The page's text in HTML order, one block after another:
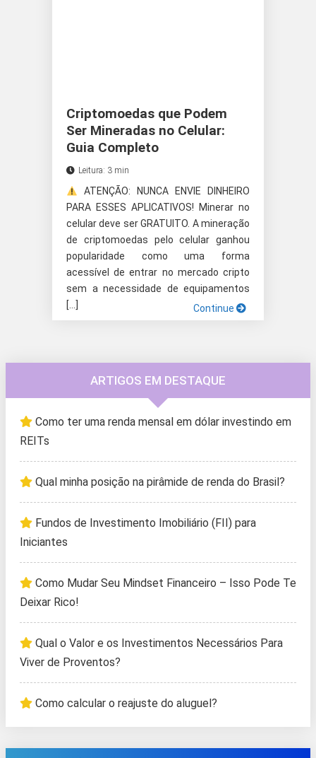
Criptomoedas que Podem
Ser Mineradas no Celular:
Guia Completo
Leitura: 3 min
ATENÇÃO: NUNCA ENVIE DINHEIRO
PARA ESSES APLICATIVOS! Minerar no
celular deve ser GRATUITO. A mineração
de criptomoedas pelo celular ganhou
popularidade como uma forma
acessível de entrar no mercado cripto
sem a necessidade de equipamentos
[…]
Continue
ARTIGOS EM DESTAQUE
Como ter uma renda mensal em dólar investindo em
REITs
Qual minha posição na pirâmide de renda do Brasil?
Fundos de Investimento Imobiliário (FII) para
Iniciantes
Como Mudar Seu Mindset Financeiro – Isso Pode Te
Deixar Rico!
Qual o Valor e os Investimentos Necessários Para
Viver de Proventos?
Como calcular o reajuste do aluguel?